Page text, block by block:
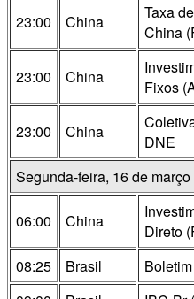
23:00 China
Taxa
China
23:00 China
Fixos
23:00 China
DNE
Segunda-feira, 16 de
06:00 China
Direto
08:25 Brasil